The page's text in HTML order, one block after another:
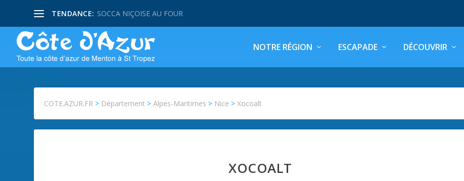
TENDANCE: SOCCA NIÇOISE AU FOUR
NOTRE RÉGION ESCAPADE DÉCOUVRIR
COTE.AZUR.FR > Département >Alpes-Maritimes > Nice >Xocoalt
XOCOALT